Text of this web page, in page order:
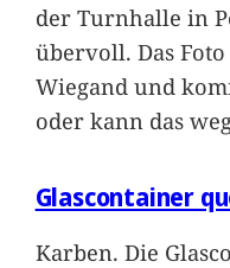
der Turnhalle in
übervoll. Das
Wiegand und
oder kann das
Glascontainer
Karben. Die